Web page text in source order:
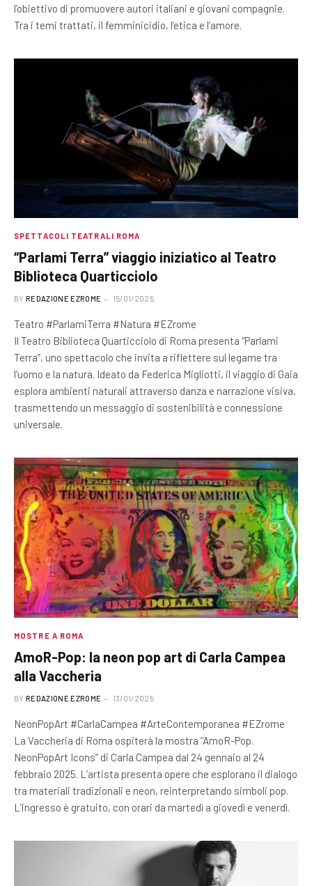
l’obiettivo di promuovere autori italiani e giovani compagnie.
Tra i temi trattati, il femminicidio, l’etica e l’amore.
SPETTACOLI TEATRALI ROMA
“Parlami Terra” viaggio iniziatico al Teatro
Biblioteca Quarticciolo
BY REDAZIONE EZROME 15/01/2025
Teatro #ParlamiTerra #Natura #EZrome
Il Teatro Biblioteca Quarticciolo di Roma presenta “Parlami
Terra”, uno spettacolo che invita a riflettere sul legame tra
l’uomo e la natura. Ideato da Federica Migliotti, il viaggio di Gaia
esplora ambienti naturali attraverso danza e narrazione visiva,
trasmettendo un messaggio di sostenibilità e connessione
universale.
MOSTRE A ROMA
AmoR-Pop: la neon pop art di Carla Campea
alla Vaccheria
BY REDAZIONE EZROME 13/01/2025
NeonPopArt #CarlaCampea #ArteContemporanea #EZrome
La Vaccheria di Roma ospiterà la mostra “AmoR-Pop.
NeonPopArt Icons” di Carla Campea dal 24 gennaio al 24
febbraio 2025. L’artista presenta opere che esplorano il dialogo
tra materiali tradizionali e neon, reinterpretando simboli pop.
L’ingresso è gratuito, con orari da martedì a giovedì e venerdì.